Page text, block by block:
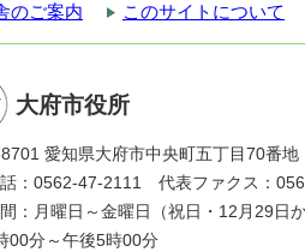
のご案内 このサイトについて
大府市役所
愛知県大府市中央町五丁目70番地
：0562-47-2111 代表ファクス：
：月曜日～金曜日（祝日・12月29日
00分～午後5時00分